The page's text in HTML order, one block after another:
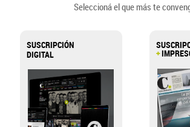
Seleccioná el que más te
SUSCRIPCIÓN
DIGITAL
+
>